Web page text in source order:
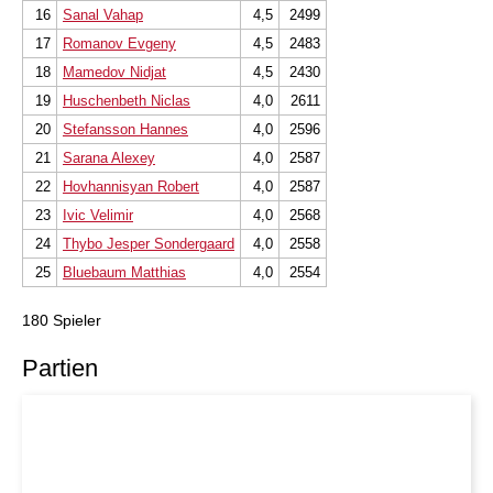
16 Sanal Vahap 4,5
2499
17
Romanov Evgeny 4,5
2483
18
Mamedov Nidjat 4,5
2430
19
Huschenbeth Niclas 4,0
2611
20
Stefansson Hannes 4,0
2596
21
Sarana Alexey 4,0
2587
22
Hovhannisyan Robert 4,0
2587
23
Ivic Velimir 4,0
2568
24
Thybo Jesper Sondergaard 4,0
2558
25
Bluebaum Matthias 4,0 2554
180 Spieler
Partien